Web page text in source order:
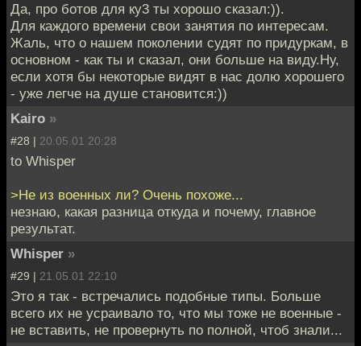
Да, про ботов для ку3 ты хорошо сказал:)).
Для каждого времени свои занятия по интересам.
Жаль, что о нашем поколении судят по придуркам, в
основном - как ты и сказал, они больше на виду.Ну,
если хотя бы некоторые видят в нас долю хорошего
- уже легче на душе становится:))
Kairo »
#28 | 20.05.01 20:28
to Whisper
>Не из военных ли? Очень похоже...
незнаю, какая разница откуда и почему, главное
результат.
Whisper »
#29 | 21.05.01 22:10
Это я так - встречались подобные типы. Больше
всего их не усраивало то, что мы тоже не военные -
не вставить, не провернуть по полной, чтоб знали...